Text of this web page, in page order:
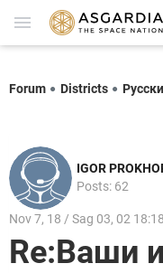
Forum Districts
IGOR
Posts: 62
Nov 7, 18 / Sag 03, 02
Re:Ваши